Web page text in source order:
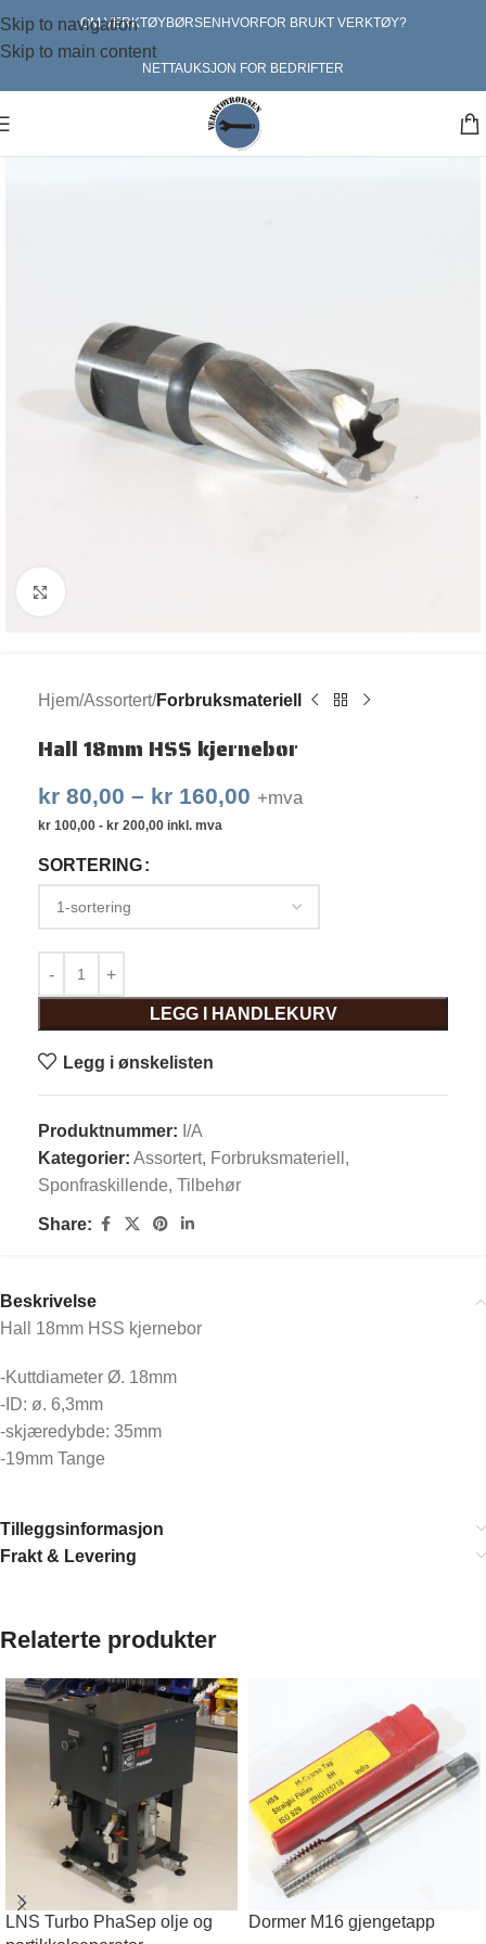
Skip to navigation
Skip to main content
OM VERKTØYBØRSEN HVORFOR BRUKT VERKTØY?
NETTAUKSJON FOR BEDRIFTER
Hjem Assortert Forbruksmateriell
Hall 18mm HSS kjernebor
kr 80,00 – kr 160,00 +mva
kr 100,00 - kr 200,00 inkl. mva
SORTERING
LEGG I HANDLEKURV
Legg i ønskelisten
Produktnummer: I/A
Kategorier: Assortert, Forbruksmateriell ,
Sponfraskillende, Tilbehør
Share:
Beskrivelse
Hall 18mm HSS kjernebor
-Kuttdiameter Ø. 18mm
-ID: ø. 6,3mm
-skjæredybde: 35mm
-19mm Tange
Tilleggsinformasjon
Frakt & Levering
Relaterte produkter
LNS Turbo PhaSep olje og
Dormer M16 gjengetapp